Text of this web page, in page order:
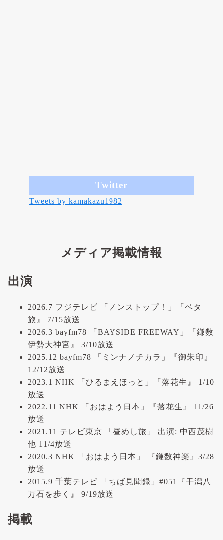
Twitter
Tweets by kamakazu1982
メディア掲載情報
出演
2026.7 フジテレビ 「ノンストップ！」『ベタ
旅』 7/15放送
2026.3 bayfm78 「BAYSIDE FREEWAY」『鎌数
伊勢大神宮』 3/10放送
2025.12 bayfm78 「ミンナノチカラ」『御朱印』
12/12放送
2023.1 NHK 「ひるまえほっと」『落花生』 1/10
放送
2022.11 NHK 「おはよう日本」『落花生』 11/26
放送
2021.11 テレビ東京 「昼めし旅」 出演: 中西茂樹
他 11/4放送
2020.3 NHK 「おはよう日本」 『鎌数神楽』3/28
放送
2015.9 千葉テレビ 「ちば見聞録」#051『干潟八
万石を歩く』 9/19放送
掲載